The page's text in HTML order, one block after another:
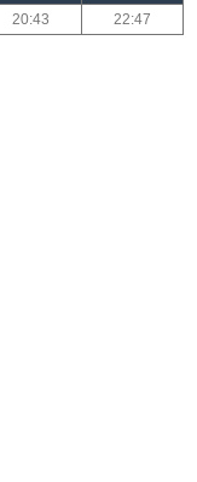
20:43 22:47